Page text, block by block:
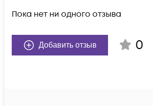
Пока нет ни одного отзыва
Добавить отзыв 0